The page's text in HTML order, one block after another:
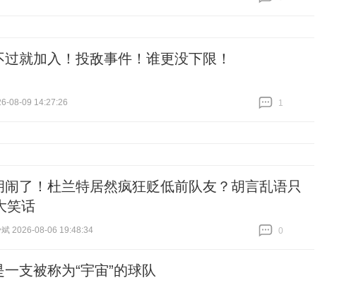
过就加入！投敌事件！谁更没下限！
08-09 14:27:26
1
闹了！杜兰特居然疯狂贬低前队友？胡言乱语只
笑话
斌 2026-08-06 19:48:34
0
一支被称为“宇宙”的球队